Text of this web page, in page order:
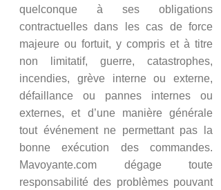
quelconque à ses obligations
contractuelles dans les cas de force
majeure ou fortuit, y compris et à titre
non limitatif, guerre, catastrophes,
incendies, grève interne ou externe,
défaillance ou pannes internes ou
externes, et d’une manière générale
tout événement ne permettant pas la
bonne exécution des commandes.
Mavoyante.com dégage toute
responsabilité des problèmes pouvant